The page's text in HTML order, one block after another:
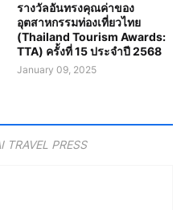
รางวัลอันทรงคุณค่าของ
อุตสาหกรรมท่องเที่ยวไทย
(Thailand Tourism Awards:
TTA) ครั้งที่ 15 ประจำปี 2568
January 09, 2025
PRESS